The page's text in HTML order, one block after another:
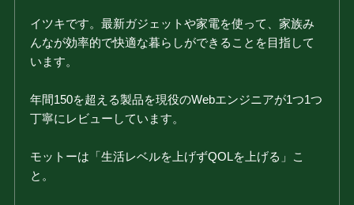
イツキです。最新ガジェットや家電を使って、家族み
んなが効率的で快適な暮らしができることを目指して
います。
年間150を超える製品を現役のWebエンジニアが1つ1つ
丁寧にレビューしています。
モットーは「生活レベルを上げずQOLを上げる」こ
と。